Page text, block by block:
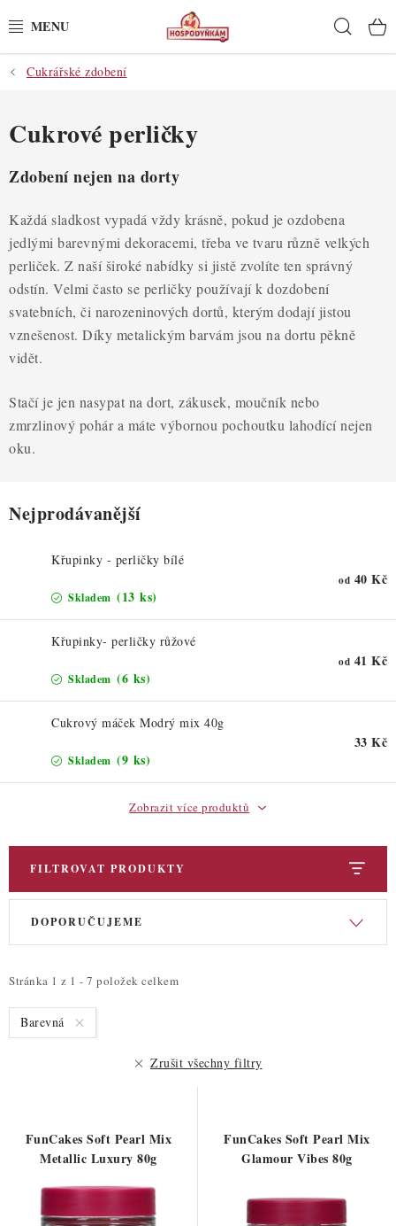
na
POTŘEBY
POMŮCKY
SUROVINY
DEKORACE
PRO OSLAVY
DO KUCHYNĚ
POCHUTINY
ZDRAVÉ PEČENÍ
DÁRKOVÉ POUKAZY
Nepřevzetí zásilky na dobírku
Hodnocení obchodu
Blog
Moje objednávka
Podmínky ochrany osobních údajů
Cukrářské zdobení
Cukrové perličky
Zdobení nejen na dorty
Každá sladkost vypadá vždy krásně, pokud je ozdobena
jedlými barevnými dekoracemi, třeba ve tvaru různě velkých
perliček. Z naší široké nabídky si jistě zvolíte ten správný
odstín. Velmi často se perličky používají k dozdobení
svatebních, či narozeninových dortů, kterým dodají jistou
vznešenost. Díky metalickým barvám jsou na dortu pěkně
vidět.
Stačí je jen nasypat na dort, zákusek, moučník nebo
zmrzlinový pohár a máte výbornou pochoutku lahodící nejen
oku.
Nejprodávanější
Křupinky - perličky bílé
Skladem (13 ks)
od 40 Kč
Křupinky- perličky růžové
Skladem (6 ks)
od 41 Kč
Cukrový máček Modrý mix 40g
Skladem (9 ks)
33 Kč
Zobrazit více produktů
FILTROVAT PRODUKTY
V
i
s
p
Stránka 1 z 1 - 7 položek celkem
Ř
e
n
í
DOPORUČUJEME
Barevná
Zrušit všechny filtry
FunCakes Soft Pearl Mix
Metallic Luxury 80g
FunCakes Soft Pearl Mix
Glamour Vibes 80g